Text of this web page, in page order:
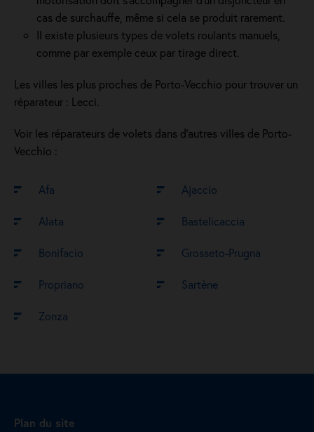
cas de surchauffe, même si cela se produit rarement.
Il existe plusieurs types de volets roulants manuels,
comme par exemple ceux par tirage direct.
Les villes les plus proches de Porto-Vecchio pour trouver un
réparateur : Lecci.
Voir les réparateurs de volets dans d’autres villes de Porto-
Vecchio :
Afa Ajaccio
Alata Bastelicaccia
Bonifacio Grosseto-Prugna
Propriano Sartène
Zonza
Plan du site